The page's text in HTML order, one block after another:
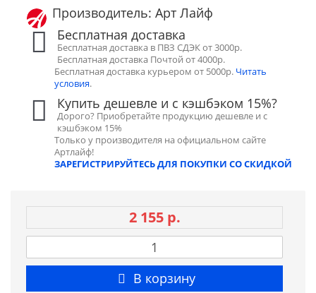
Производитель: Арт Лайф
Бесплатная доставка
Бесплатная доставка в ПВЗ СДЭК от 3000р.
Бесплатная доставка Почтой от 4000р.
Бесплатная доставка курьером от 5000р. Читать
условия.
Купить дешевле и с кэшбэком 15%?
Дорого? Приобретайте продукцию дешевле и с
кэшбэком 15%
Только у производителя на официальном сайте
Артлайф!
ЗАРЕГИСТРИРУЙТЕСЬ ДЛЯ ПОКУПКИ СО СКИДКОЙ
2 155 р.
В корзину